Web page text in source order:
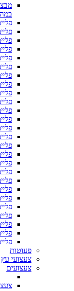
פעוטות
צעצועי עץ
צעצועים